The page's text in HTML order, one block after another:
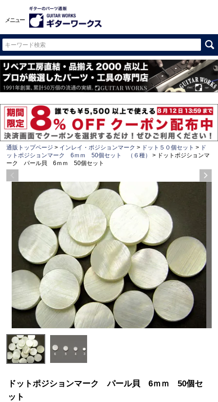
メニュー
通販トップページ インレイ・ポジションマーク ドット５０個セット
ド
ットポジションマーク 6ｍｍ 50個セット （６種）
ドットポジションマ
ーク パール貝 6ｍｍ 50個セット
ドットポジションマーク パール貝 6ｍｍ 50個セ
ット